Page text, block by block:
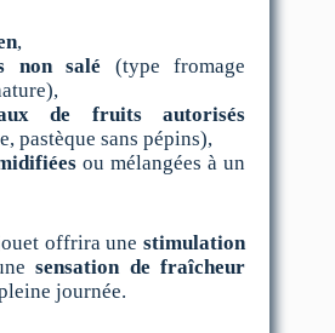
,
non salé (type fromage
de fruits autorisés
pastèque sans pépins),
ou mélangées à un
offrira unestimulation
sensation de fraîcheur
journée.